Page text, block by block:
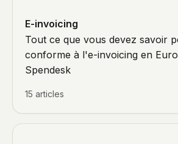
E-invoicing
Tout ce que vous devez savoir
conforme à l'e-invoicing en
Spendesk
15 articles